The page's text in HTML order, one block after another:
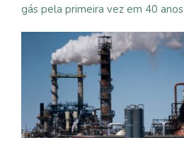
gás pela primeira vez em 40 anos